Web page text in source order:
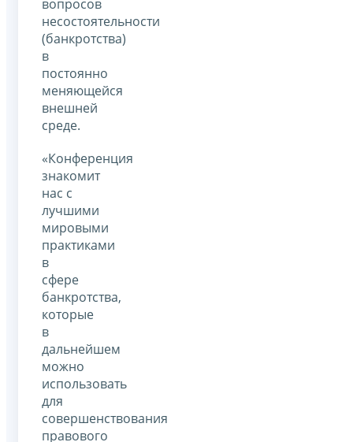
вопросов
несостоятельности
(банкротства)
в
постоянно
меняющейся
внешней
среде.
«Конференция
знакомит
нас с
лучшими
мировыми
практиками
в
сфере
банкротства,
которые
в
дальнейшем
можно
использовать
для
совершенствования
правового